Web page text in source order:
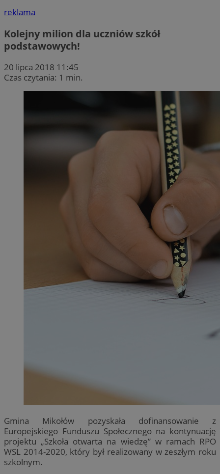
reklama
Kolejny milion dla uczniów szkół
podstawowych!
20 lipca 2018 11:45
Czas czytania: 1 min.
Gmina Mikołów pozyskała dofinansowanie z
Europejskiego Funduszu Społecznego na kontynuację
projektu „Szkoła otwarta na wiedzę” w ramach RPO
WSL 2014-2020, który był realizowany w zeszłym roku
szkolnym.